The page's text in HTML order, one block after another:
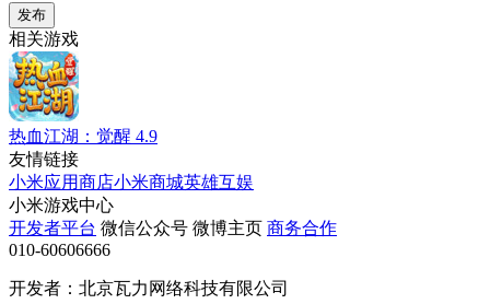
发布
相关游戏
热血江湖：觉醒 4.9
友情链接
小米应用商店小米商城英雄互娱
小米游戏中心
开发者平台 微信公众号 微博主页 商务合作
010-60606666
开发者：北京瓦力网络科技有限公司